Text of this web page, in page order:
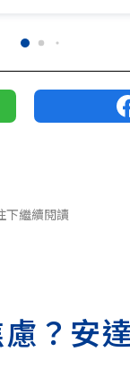
下繼續閱讀
？安